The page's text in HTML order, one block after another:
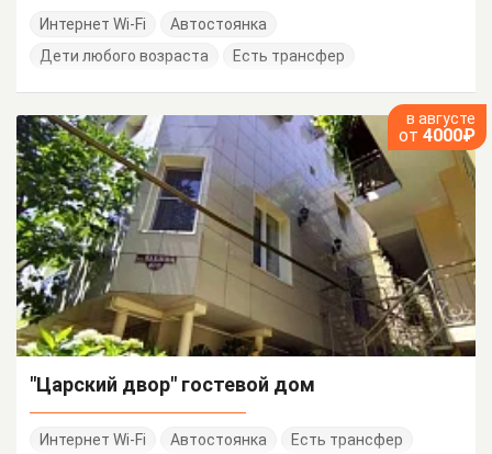
Интернет Wi-Fi
Автостоянка
Дети любого возраста
Есть трансфер
в августе
от 4000₽
"Царский двор" гостевой дом
Интернет Wi-Fi Автостоянка Есть трансфер